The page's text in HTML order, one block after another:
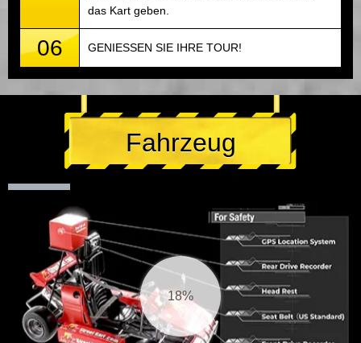
das Kart geben.
06 GENIESSEN SIE IHRE TOUR!
Fahrzeug
20%